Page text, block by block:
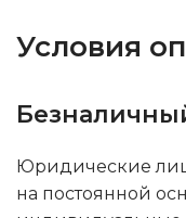
Условия
Юридические
на постоянной